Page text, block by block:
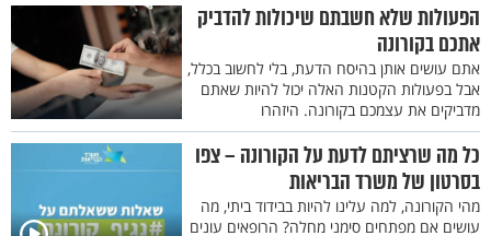
הפעולות שלא חשבתם שיכולות להדביק
אתכם בקורונה
אתם עושים אותן בהיסח הדעת, בלי לחשוב בכלל,
אבל בפעולות הקטנות האלה יכול להיות שאתם
מדביקים את עצמכם בקורונה. היזהרו
כל מה שרציתם לדעת על הקורונה – צפו
בסרטון של משרד הבריאות
מהי הקורונה, למה עלינו להיות בבידוד ביתי, מה
עושים אם מפתחים סימני מחלה? הרופאים עונים